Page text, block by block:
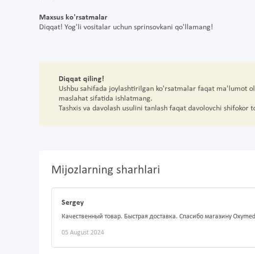
Maxsus ko'rsatmalar
Diqqat! Yog'li vositalar uchun sprinsovkani qo'llamang!
Diqqat qiling!
Ushbu sahifada joylashtirilgan ko'rsatmalar faqat ma'lumot
maslahat sifatida ishlatmang.
Tashxis va davolash usulini tanlash faqat davolovchi shifokor
Mijozlarning sharhlari
Sergey
Качественный товар. Быстрая доставка. Спасибо магазину
05 August 2024